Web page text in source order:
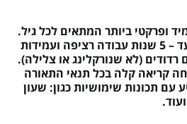
ופרקטי ביותר המתאים לכל גיל.
מגיע עם סוללה המספקת עד – 5 שנות עבודה רציפה ועמידות
(לא שנורקלינג או צלילה).
קריאה קלה בכל תנאי התאורה
עם תכונות שימושיות כגון: שעון